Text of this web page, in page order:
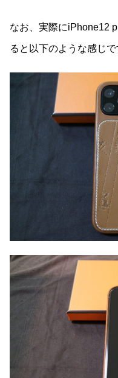
なお、実際にiPhone12
ると以下のような感じで